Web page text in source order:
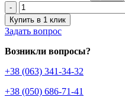
-
Купить в 1 клик
Задать вопрос
Возникли вопросы?
+38 (063) 341-34-32
+38 (050) 686-71-41